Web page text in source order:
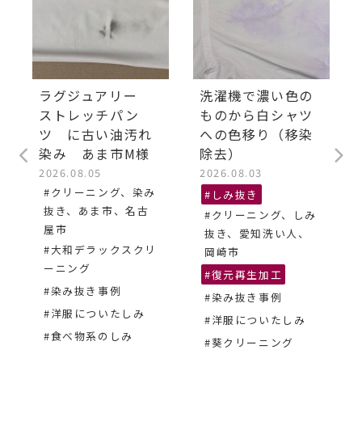
ラグジュアリー
ストレッチパン
ツ に古い油汚れ
染み あま市M様
2026.08.05
#クリーニング、染み
抜き、あま市、名古
屋市
#大和デラックスクリ
ーニング
#染み抜き事例
#洋服についたしみ
#食べ物系のしみ
洗濯機で濃い色の
ものから白シャツ
への色移り（移染
除去）
2026.08.03
#しみ抜き
#クリーニング、しみ
抜き、愛知洗い人、
岡崎市
#復元再生加工
#染み抜き事例
#洋服についたしみ
#葵クリーニング